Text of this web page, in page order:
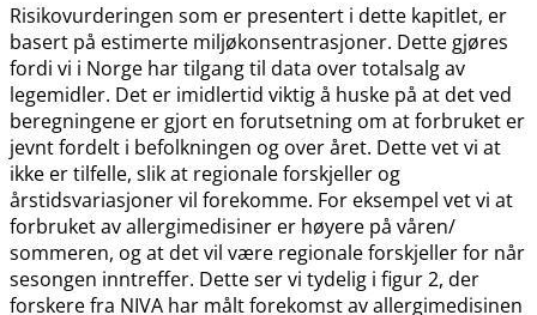
Risikovurderingen som er presentert i dette kapitlet, er
basert på estimerte miljøkonsentrasjoner. Dette gjøres
fordi vi i Norge har tilgang til data over totalsalg av
legemidler. Det er imidlertid viktig å huske på at det ved
beregningene er gjort en forutsetning om at forbruket er
jevnt fordelt i befolkningen og over året. Dette vet vi at
ikke er tilfelle, slik at regionale forskjeller og
årstidsvariasjoner vil forekomme. For eksempel vet vi at
forbruket av allergimedisiner er høyere på våren​​/​​
sommeren, og at det vil være regionale forskjeller for når
sesongen inntreffer. Dette ser vi tydelig i figur 2, der
forskere fra NIVA har målt forekomst av allergimedisinen